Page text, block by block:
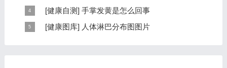
6大章，66个小节的详细内容。涉及到全身的各个反射
区，以及自然疗法、反射区疗法、食疗等。另外...
耳穴在耳郭的分布有一定规律，耳穴在耳郭的分布犹如一
个倒置在子宫内的胎儿，头部朝下，臀部朝上。其分布的
规律是，与面颊相应的穴位在耳垂；与上肢相...
[健康自测] 手掌发黄是怎么回事
手掌发黄，一般是血管内血液不充盈或是皮肤营养不良的
[健康图库] 人体淋巴分布图图片